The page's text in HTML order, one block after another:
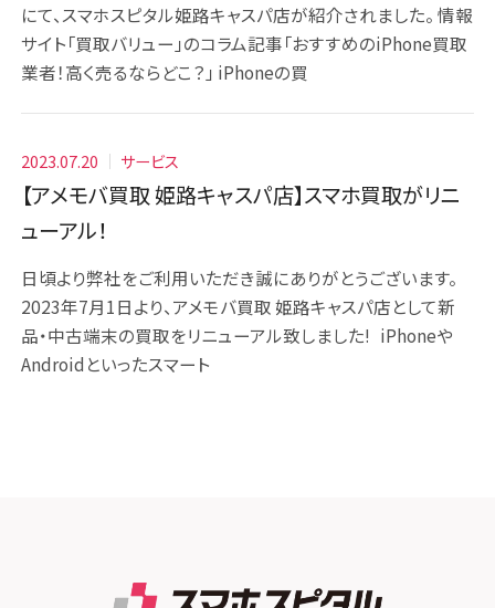
にて、スマホスピタル姫路キャスパ店が紹介されました。 情報
サイト「買取バリュー」のコラム記事「おすすめのiPhone買取
業者！高く売るならどこ？」 iPhoneの買
2023.07.20 サービス
【アメモバ買取 姫路キャスパ店】スマホ買取がリニ
ューアル！
日頃より弊社をご利用いただき誠にありがとうございます。
2023年7月1日より、アメモバ買取 姫路キャスパ店として新
品・中古端末の買取をリニューアル致しました! iPhoneや
Androidといったスマート